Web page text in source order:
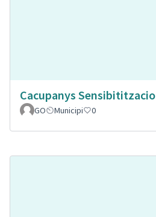
Cacupanys Sensibititzacio
GO
Municipi 0